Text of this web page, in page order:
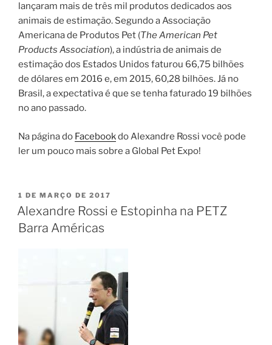
lançaram mais de três mil produtos dedicados aos
animais de estimação. Segundo a Associação
Americana de Produtos Pet (The American Pet
Products Association), a indústria de animais de
estimação dos Estados Unidos faturou 66,75 bilhões
de dólares em 2016 e, em 2015, 60,28 bilhões. Já no
Brasil, a expectativa é que se tenha faturado 19 bilhões
no ano passado.
Na página do Facebookdo Alexandre Rossi você pode
ler um pouco mais sobre a Global Pet Expo!
1 DE MARÇO DE 2017
Alexandre Rossi e Estopinha na PETZ
Barra Américas